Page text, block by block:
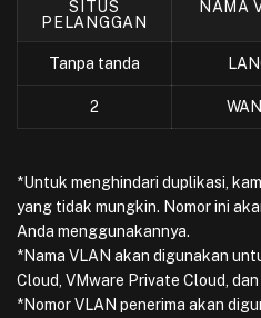
SITUS
PELANGGAN
NAMA
Tanpa tanda
2
*Untuk menghindari duplikasi,
yang tidak mungkin. Nomor ini
Anda menggunakannya.
*Nama VLAN akan digunakan
Cloud, VMware Private Cloud,
*Nomor VLAN penerima akan